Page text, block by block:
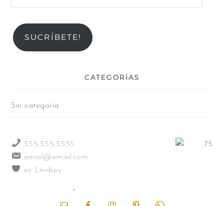
SUCRÍBETE!
CATEGORÍAS
Sin categoría
555.555.5555
email@email.com
xo Lindsey